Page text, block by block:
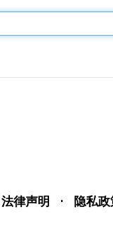
法律声明 隐私政